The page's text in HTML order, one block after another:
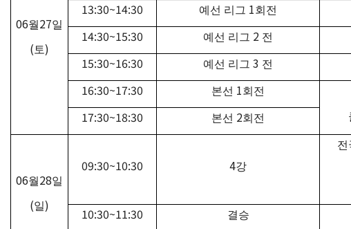
06월27일
( 토)
13:30~14:30 예선 리그 1회전
14:30~15:30 예선 리그 2 전
15:30~16:30 예선 리그 3 전
16:30~17:30 본선 1회전
17:30~18:30 본선 2회전
06월28일
(일)
09:30~10:30 4강
전
10:30~11:30 결승